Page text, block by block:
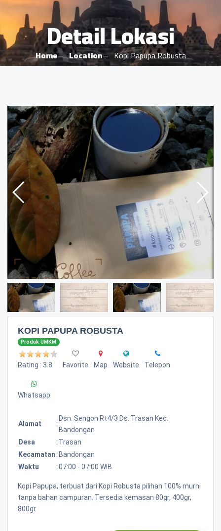
Detail Lokasi
Home Location Kopi Papupa Robusta
KOPI PAPUPA ROBUSTA
Produk UMKM
Rating : 3.8 Favorite Map Website Telepon
Whatsapp
Alamat :
Dsn. Sengon Rt4/3 Ds. Trasan Kec.
Bandongan
Desa
: Trasan
Kecamatan : Bandongan
Waktu
:07:00 - 07:00 WIB
Kopi Papupa, terbuat dari Kopi Robusta pilihan 100% murni
tanpa bahan campuran. Tersedia kemasan 80gr, 400gr,
800gr